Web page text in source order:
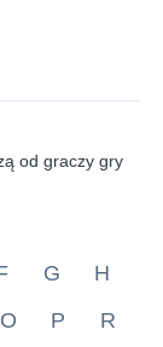
od graczy gry
G
H
O P R